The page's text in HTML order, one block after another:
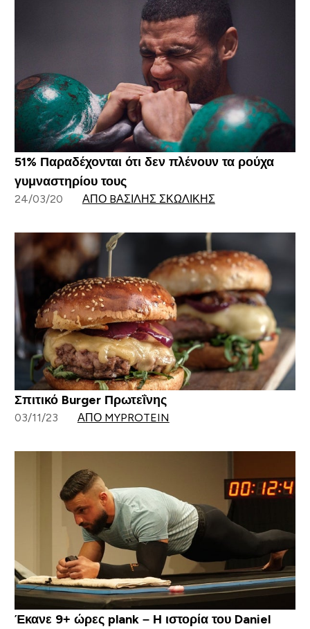
51% Παραδέχονται ότι δεν πλένουν τα ρούχα
γυμναστηρίου τους
24/03/20 ΑΠΌ BΑΣΊΛΗΣ ΣΚΩΛΊΚΗΣ
Σπιτικό Burger Πρωτεΐνης
03/11/23 ΑΠΌ MYPROTEIN
Έκανε 9+ ώρες plank – Η ιστορία του Daniel